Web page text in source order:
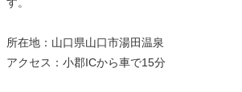
所在地：山口県山口市湯田温泉
アクセス：小郡ICから車で15分